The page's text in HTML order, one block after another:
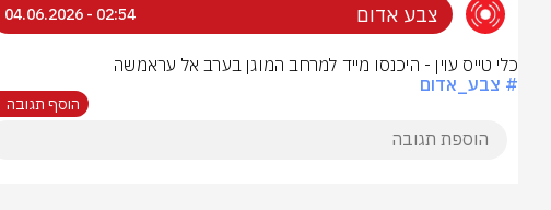
צבע אדום 02:54 - 04.06.2026
כלי טייס עוין - היכנסו מייד למרחב המוגן בערב אל עראמשה
# צבע_אדום
הוסף תגובה